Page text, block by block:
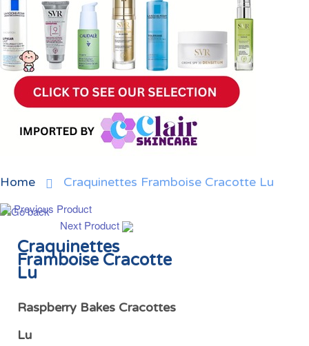
Home Craquinettes Framboise Cracotte Lu
Previous Product
Next Product
Craquinettes
Framboise Cracotte
Lu
Raspberry Bakes Cracottes
Lu